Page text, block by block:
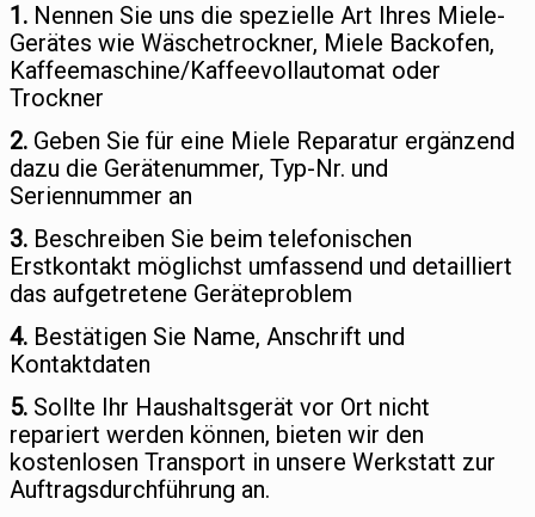
1. Nennen Sie uns die spezielle Art Ihres Miele-
Gerätes wie Wäschetrockner, Miele Backofen,
Kaffeemaschine/Kaffeevollautomat oder
Trockner
2. Geben Sie für eine Miele Reparatur ergänzend
dazu die Gerätenummer, Typ-Nr. und
Seriennummer an
3. Beschreiben Sie beim telefonischen
Erstkontakt möglichst umfassend und detailliert
das aufgetretene Geräteproblem
4. Bestätigen Sie Name, Anschrift und
Kontaktdaten
5. Sollte Ihr Haushaltsgerät vor Ort nicht
repariert werden können, bieten wir den
kostenlosen Transport in unsere Werkstatt zur
Auftragsdurchführung an.